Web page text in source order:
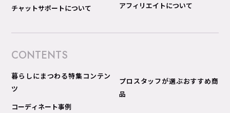
チャットサポートについて
アフィリエイトについて
CONTENTS
暮らしにまつわる特集コンテン
ツ
コーディネート事例
プロスタッフが選ぶおすすめ商
品